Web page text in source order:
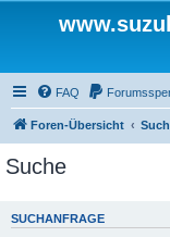
FAQ
Foren-Übersicht
Suche
SUCHANFRAGE